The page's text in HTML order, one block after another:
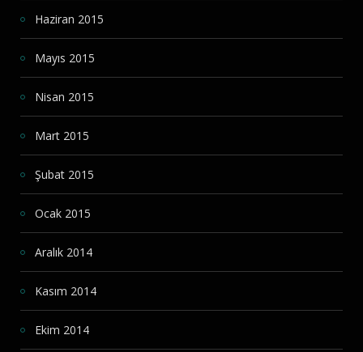
Haziran 2015
Mayıs 2015
Nisan 2015
Mart 2015
Şubat 2015
Ocak 2015
Aralık 2014
Kasım 2014
Ekim 2014